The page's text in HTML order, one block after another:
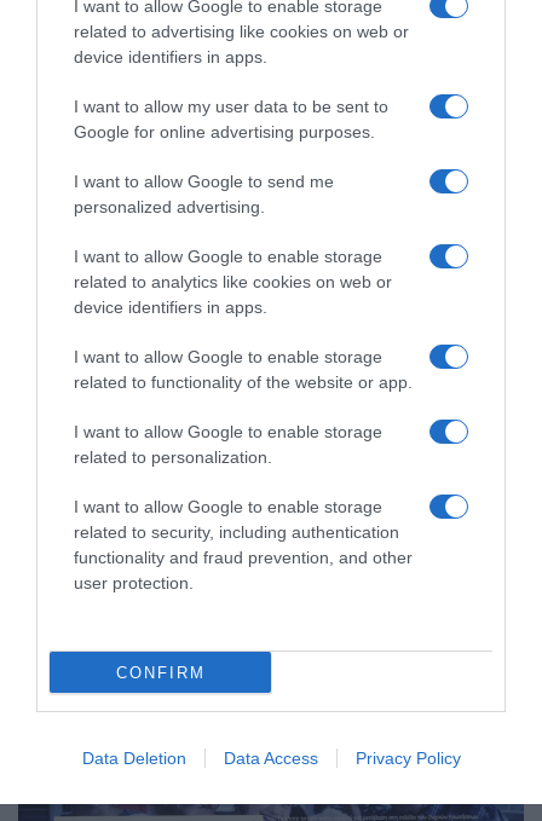
I want to allow Google to enable storage
related to advertising like cookies on web or
device identifiers in apps.
I want to allow my user data to be sent to
Google for online advertising purposes.
I want to allow Google to send me
personalized advertising.
I want to allow Google to enable storage
related to analytics like cookies on web or
device identifiers in apps.
I want to allow Google to enable storage
related to functionality of the website or app.
I want to allow Google to enable storage
related to personalization.
I want to allow Google to enable storage
related to security, including authentication
functionality and fraud prevention, and other
user protection.
CONFIRM
Data Deletion Data Access Privacy Policy
03.02.2022 - 10:57
Δημοσιεύθηκε στο ΦΕΚ η απόφαση σχετικά
συναινετικού διαζυγίου
Ποια είναι η διαδικασία